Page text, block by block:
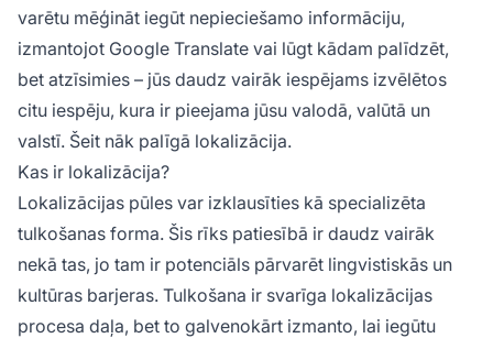
varētu mēģināt iegūt nepieciešamo informāciju,
izmantojot Google Translate vai lūgt kādam palīdzēt,
bet atzīsimies – jūs daudz vairāk iespējams izvēlētos
citu iespēju, kura ir pieejama jūsu valodā, valūtā un
valstī. Šeit nāk palīgā lokalizācija.
Kas ir lokalizācija?
Lokalizācijas pūles var izklausīties kā specializēta
tulkošanas forma. Šis rīks patiesībā ir daudz vairāk
nekā tas, jo tam ir potenciāls pārvarēt lingvistiskās un
kultūras barjeras. Tulkošana ir svarīga lokalizācijas
procesa daļa, bet to galvenokārt izmanto, lai iegūtu